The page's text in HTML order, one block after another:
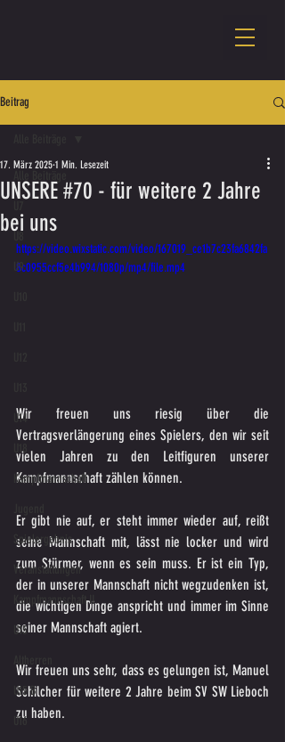
Beitrag
U8
U9
U14
U18
Kampfmannschaft
Spielergebnis
Veranstaltungen
Kampfmannschaft II
U15
U15 B
U16
UNSERE #70 - für weitere 2 Jahre
bei uns
17. März 2025 1 Min. Lesezeit
https://video.wixstatic.com/video/167019_ce1b7c23fa6842fa
8c0955ccf5e4b994/1080p/mp4/file.mp4
Wir freuen uns riesig über die
Vertragsverlängerung eines Spielers, den wir seit
vielen Jahren zu den Leitfiguren unserer
Kampfmannschaft zählen können.
Er gibt nie auf, er steht immer wieder auf, reißt
seine Mannschaft mit, lässt nie locker und wird
zum Stürmer, wenn es sein muss. Er ist ein Typ,
der in unserer Mannschaft nicht wegzudenken ist,
die wichtigen Dinge anspricht und immer im Sinne
seiner Mannschaft agiert.
Wir freuen uns sehr, dass es gelungen ist, Manuel
Schilcher für weitere 2 Jahre beim SV SW Lieboch
zu haben.